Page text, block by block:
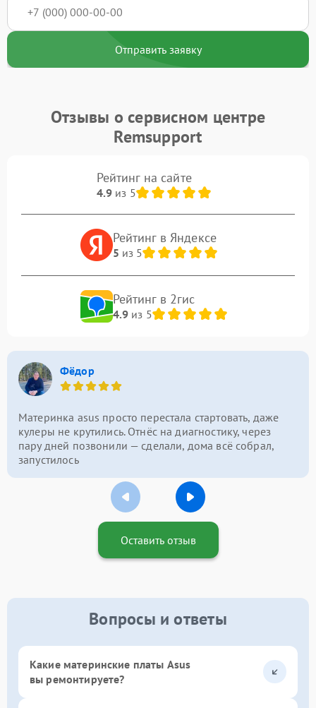
Отправить заявку
Отзывы о сервисном центре
Remsupport
Рейтинг на сайте
4.9из 5
Рейтинг в Яндексе
5 из 5
Рейтинг в 2гис
4.9из 5
Фёдор
Материнка asus просто перестала стартовать, даже
кулеры не крутились. Отнёс на диагностику, через
пару дней позвонили — сделали, дома всё собрал,
запустилось
Оставить отзыв
Вопросы и ответы
Какие материнские платы Asus
вы ремонтируете?